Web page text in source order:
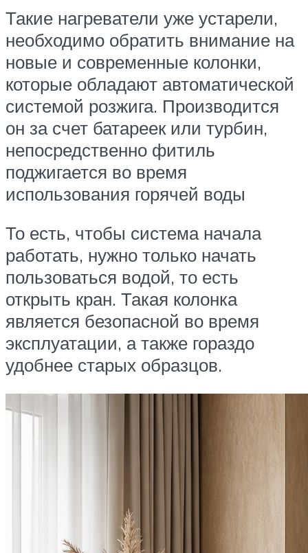
Такие нагреватели уже устарели,
необходимо обратить внимание на
новые и современные колонки,
которые обладают автоматической
системой розжига. Производится
он за счет батареек или турбин,
непосредственно фитиль
поджигается во время
использования горячей воды
То есть, чтобы система начала
работать, нужно только начать
пользоваться водой, то есть
открыть кран. Такая колонка
является безопасной во время
эксплуатации, а также гораздо
удобнее старых образцов.